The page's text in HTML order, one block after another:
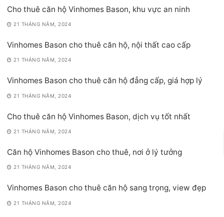
Cho thuê căn hộ Vinhomes Bason, khu vực an ninh
21 THÁNG NĂM, 2024
Vinhomes Bason cho thuê căn hộ, nội thất cao cấp
21 THÁNG NĂM, 2024
Vinhomes Bason cho thuê căn hộ đẳng cấp, giá hợp lý
21 THÁNG NĂM, 2024
Cho thuê căn hộ Vinhomes Bason, dịch vụ tốt nhất
21 THÁNG NĂM, 2024
Căn hộ Vinhomes Bason cho thuê, nơi ở lý tưởng
21 THÁNG NĂM, 2024
Vinhomes Bason cho thuê căn hộ sang trọng, view đẹp
21 THÁNG NĂM, 2024